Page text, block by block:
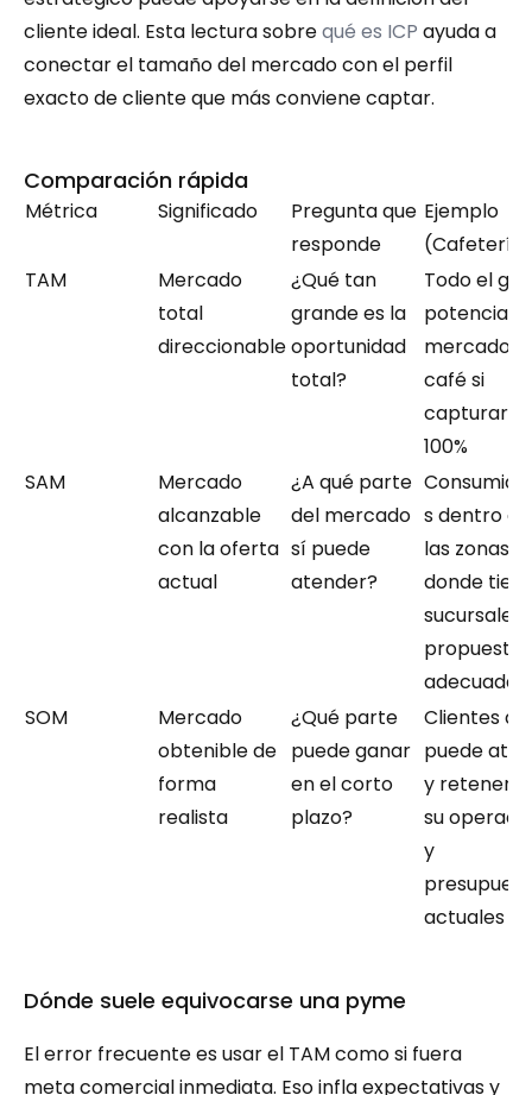
cliente ideal. Esta lectura sobre qué es ICP ayuda a
conectar el tamaño del mercado con el perfil
exacto de cliente que más conviene captar.
Comparación rápida
Métrica Significado
Pregunta que
responde
Ejemplo
(Cafetería)
TAM
Mercado
total
direccionable
¿Qué tan
grande es la
oportunidad
total?
Todo el
potencial
mercado
café si
capturara
100%
SAM
Mercado
alcanzable
con la oferta
actual
¿A qué parte
del mercado
sí puede
atender?
s dentro de
las zonas
donde
sucursales
propuesta
adecuada
SOM
Mercado
obtenible de
forma
realista
¿Qué parte
puede ganar
en el corto
plazo?
Clientes
puede
y retener
su
y
actuales
Dónde suele equivocarse una pyme
El error frecuente es usar el TAM como si fuera
meta comercial inmediata. Eso infla expectativas y